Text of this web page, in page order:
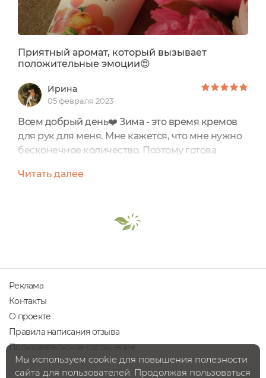
Приятный аромат, который вызывает
положительные эмоции😍
Ирина
05 февраля 2023
Всем добрый день❤️ Зима - это время кремов
для рук для меня. Мне кажется, что мне нужно
бесконечное количество. Поэтому готова
креме😍Никогда ранее не пробовала уход с
у Siberina.Я уже пробовала много продуктов у
Читать далее
Реклама
Контакты
О проекте
Правила написания отзыва
Пользовательское соглашение
Мы используем cookie для повышения полезности
сайта для пользователей. Продолжая пользоваться